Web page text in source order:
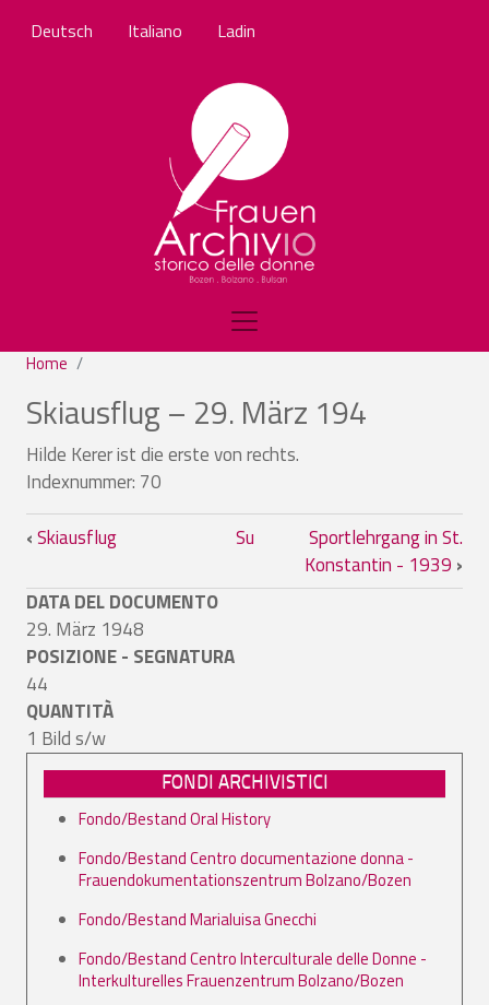
Deutsch Italiano Ladin
Home
Skiausflug – 29. März 194
Hilde Kerer ist die erste von rechts.
Indexnummer: 70
Link di attraversamento del book per
‹Skiausflug Su
Sportlehrgang in St.
Konstantin - 1939 ›
DATA DEL DOCUMENTO
29. März 1948
POSIZIONE - SEGNATURA
44
QUANTITÀ
1 Bild s/w
FONDI ARCHIVISTICI
Fondo/Bestand Oral History
Fondo/Bestand Centro documentazione donna -
Frauendokumentationszentrum Bolzano/Bozen
Fondo/Bestand Marialuisa Gnecchi
Fondo/Bestand Centro Interculturale delle Donne -
Interkulturelles Frauenzentrum Bolzano/Bozen